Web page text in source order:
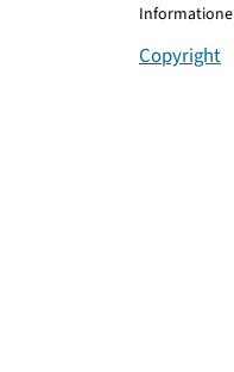
Copyright